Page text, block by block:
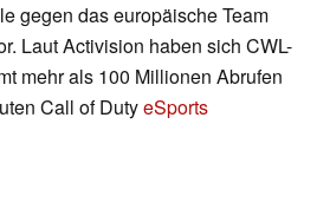
gegen das europäische Team
Laut Activision haben sich CWL-
mehr als 100 Millionen Abrufen
Call of DutyeSports